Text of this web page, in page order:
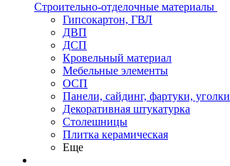
Строительно-отделочные материалы
Гипсокартон, ГВЛ
ДВП
ДСП
Кровельный материал
Мебельные элементы
ОСП
Панели, сайдинг, фартуки, уголки
Декоративная штукатурка
Столешницы
Плитка керамическая
Еще